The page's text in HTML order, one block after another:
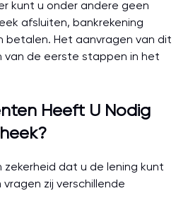
kunt u onder andere geen
afsluiten, bankrekening
betalen. Het aanvragen van dit
van de eerste stappen in het
Heeft U Nodig
zekerheid dat u de lening kunt
zij verschillende